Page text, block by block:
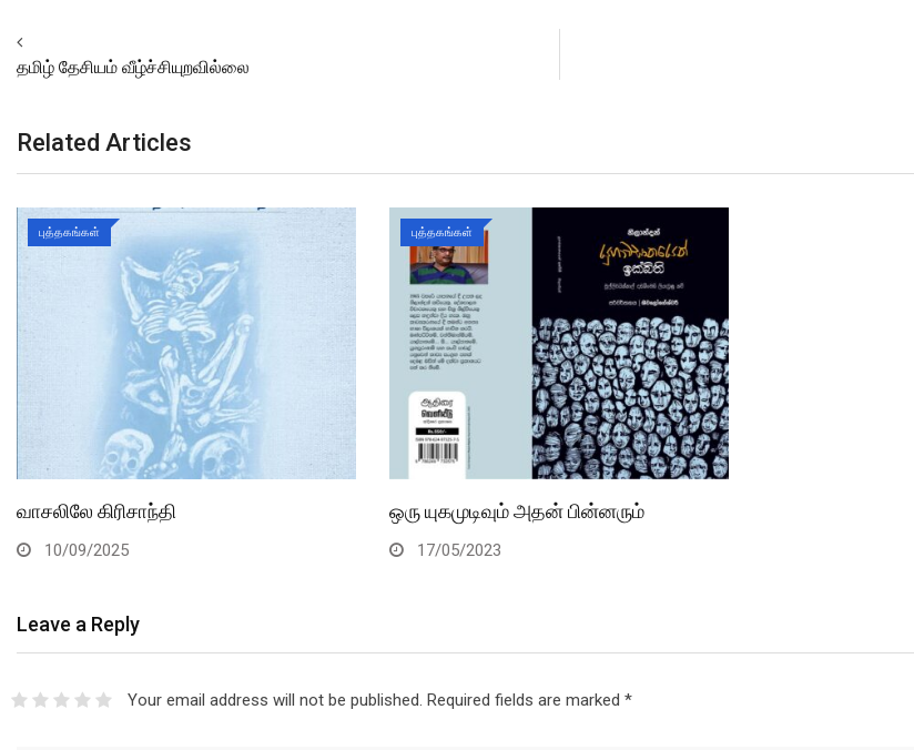
தமிழ் தேசியம் வீழ்ச்சியுறவில்லை
Related Articles
புத்தகங்கள்
வாசலிலே கிரிசாந்தி
10/09/2025
புத்தகங்கள்
ஒரு யுகமுடிவும் அதன் பின்னரும்
17/05/2023
Leave a Reply
Your email address will not be published. Required fields are marked *